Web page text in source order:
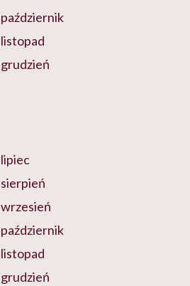
październik
listopad
grudzień
lipiec
sierpień
wrzesień
październik
listopad
grudzień